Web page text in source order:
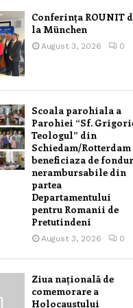
Conferința ROUNIT
la München
August 3, 2026 0
Scoala parohiala a
Parohiei “Sf.
Teologul” din
Schiedam/Rotterdam
beneficiaza de
nerambursabile din
partea
Departamentului
pentru Romanii de
Pretutindeni
August 3, 2026 0
Ziua națională de
comemorare a
Holocaustului